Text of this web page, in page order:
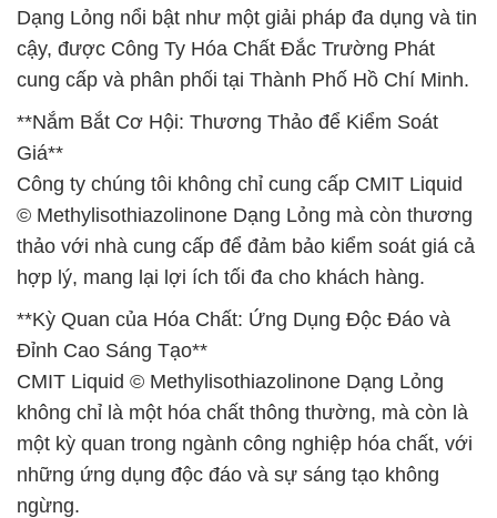
Dạng Lỏng nổi bật như một giải pháp đa dụng và tin
cậy, được Công Ty Hóa Chất Đắc Trường Phát
cung cấp và phân phối tại Thành Phố Hồ Chí Minh.
**Nắm Bắt Cơ Hội: Thương Thảo để Kiểm Soát
Giá**
Công ty chúng tôi không chỉ cung cấp CMIT Liquid
© Methylisothiazolinone Dạng Lỏng mà còn thương
thảo với nhà cung cấp để đảm bảo kiểm soát giá cả
hợp lý, mang lại lợi ích tối đa cho khách hàng.
**Kỳ Quan của Hóa Chất: Ứng Dụng Độc Đáo và
Đỉnh Cao Sáng Tạo**
CMIT Liquid © Methylisothiazolinone Dạng Lỏng
không chỉ là một hóa chất thông thường, mà còn là
một kỳ quan trong ngành công nghiệp hóa chất, với
những ứng dụng độc đáo và sự sáng tạo không
ngừng.